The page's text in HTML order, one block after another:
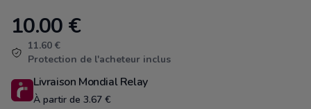
Product information
10.00 €
11.60 €
Protection de l'acheteur inclus
Livraison Mondial Relay
À partir de 3.67 €